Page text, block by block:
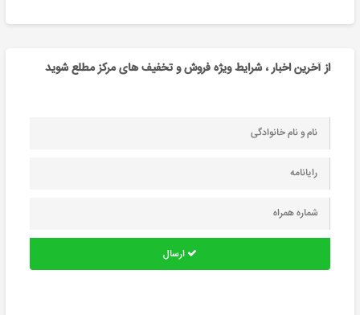
از آخرین اخبار ، شرایط ویژه فروش و تخفیف های مرکز مطلع شوید
ارسال